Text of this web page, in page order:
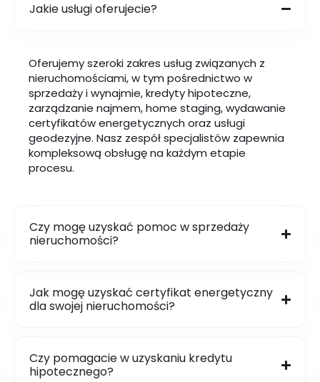
Jakie usługi oferujecie?
Oferujemy szeroki zakres usług związanych z
nieruchomościami, w tym pośrednictwo w
sprzedaży i wynajmie, kredyty hipoteczne,
zarządzanie najmem, home staging, wydawanie
certyfikatów energetycznych oraz usługi
geodezyjne. Nasz zespół specjalistów zapewnia
kompleksową obsługę na każdym etapie
procesu.
Czy mogę uzyskać pomoc w sprzedaży
nieruchomości?
Jak mogę uzyskać certyfikat energetyczny
dla swojej nieruchomości?
Czy pomagacie w uzyskaniu kredytu
hipotecznego?